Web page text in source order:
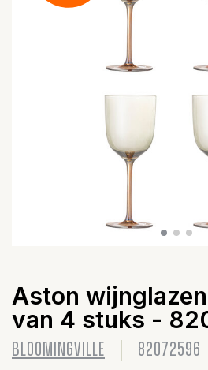
Aston
van 4 stuks -
BLOOMINGVILLE 82072596